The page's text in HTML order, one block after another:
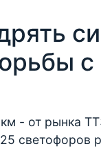
- от рынка
светофоров